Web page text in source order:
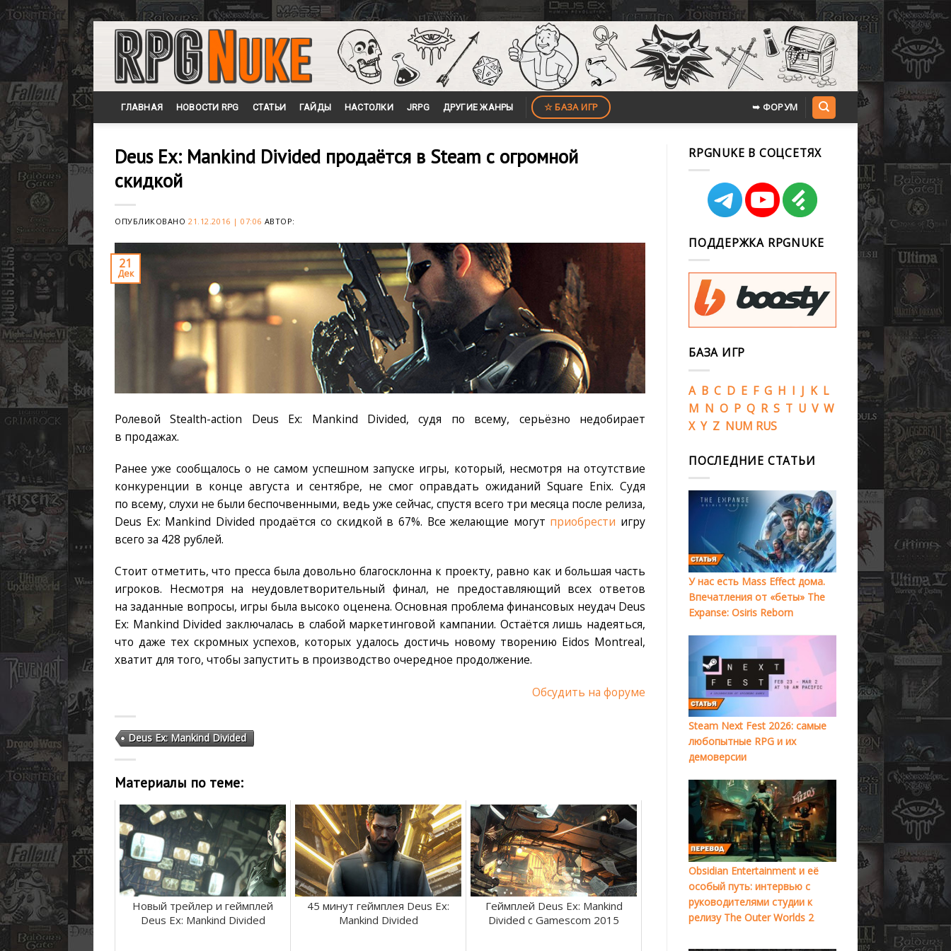
Skip
content
ГЛАВНАЯ НОВОСТИ RPG СТАТЬИ ГАЙДЫ НАСТОЛКИ JRPG ДРУГИЕ ЖАНРЫ ☆ БАЗА ИГР ➥ ФОРУМ
Deus Ex: Mankind Divided продаётся в Steam с огромной
скидкой
ОПУБЛИКОВАНО21.12.2016 | 07:06 АВТОР:
21
Дек
Ролевой Stealth-action Deus Ex: Mankind Divided, судя по всему, серьёзно недобирает
в продажах.
Ранее уже сообщалось о не самом успешном запуске игры, который, несмотря на отсутствие
конкуренции в конце августа и сентябре, не смог оправдать ожиданий Square Enix. Судя
по всему, слухи не были беспочвенными, ведь уже сейчас, спустя всего три месяца после релиза,
Deus Ex: Mankind Divided продаётся со скидкой в 67%. Все желающие могут приобрести игру
всего за 428 рублей.
Стоит отметить, что пресса была довольно благосклонна к проекту, равно как и большая часть
игроков. Несмотря на неудовлетворительный финал, не предоставляющий всех ответов
на заданные вопросы, игры была высоко оценена. Основная проблема финансовых неудач Deus
Ex: Mankind Divided заключалась в слабой маркетинговой кампании. Остаётся лишь надеяться,
что даже тех скромных успехов, которых удалось достичь новому творению Eidos Montreal,
хватит для того, чтобы запустить в производство очередное продолжение.
Обсудить на форуме
Deus Ex: Mankind Divided
Материалы по теме:
Новый трейлер и геймплей
Deus Ex: Mankind Divided
45 минут геймплея Deus Ex:
Mankind Divided
Геймплей Deus Ex: Mankind
Divided с Gamescom 2015
RPGNUKE В СОЦСЕТЯХ
ПОДДЕРЖКА RPGNUKE
БАЗА ИГР
A B C D E F G H I J K L
M N O P Q R S T U V W
X Y Z NUM RUS
ПОСЛЕДНИЕ СТАТЬИ
У нас есть Mass Effect дома.
Впечатления от «беты» The
Expanse: Osiris Reborn
Steam Next Fest 2026: самые
любопытные RPG и их
демоверсии
Obsidian Entertainment и её
особый путь: интервью с
руководителями студии к
релизу The Outer Worlds 2